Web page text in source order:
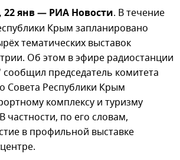
янв — РИА Новости. В течение
Крым запланировано
тематических выставок
Об этом в эфире радиостанции
сообщил председатель комитета
Совета Республики Крым
комплексу и туризму
частности, по его словам,
в профильной выставке